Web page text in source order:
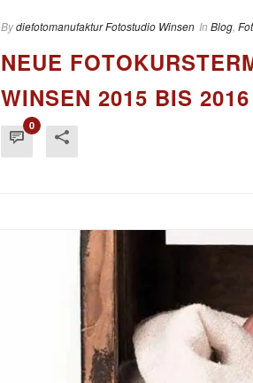
Bydiefotomanufaktur Fotostudio Winsen In Blog
NEUE
WINSEN 2015 BIS 2016
0